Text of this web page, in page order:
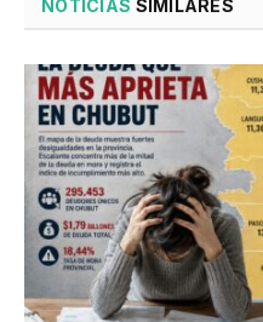
NOTICIAS SIMILARES